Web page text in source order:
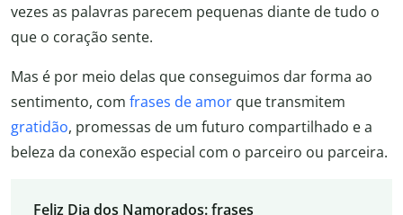
vezes as palavras parecem pequenas diante de tudo o
que o coração sente.
Mas é por meio delas que conseguimos dar forma ao
sentimento, com frases de amor que transmitem
gratidão, promessas de um futuro compartilhado e a
beleza da conexão especial com o parceiro ou parceira.
Feliz Dia dos Namorados: frases